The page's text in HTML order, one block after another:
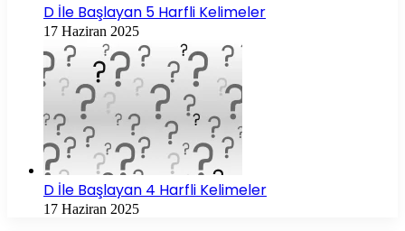
D İle Başlayan 5 Harfli Kelimeler
17 Haziran 2025
D İle Başlayan 4 Harfli Kelimeler
17 Haziran 2025